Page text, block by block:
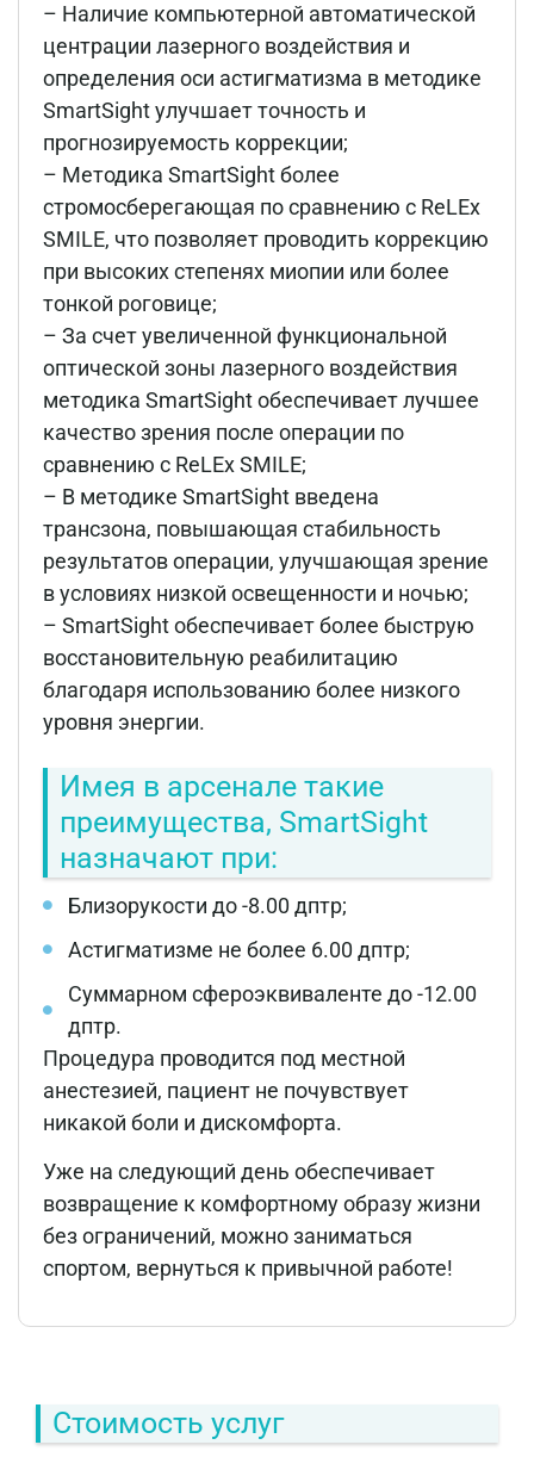
– Наличие компьютерной автоматической
центрации лазерного воздействия и
определения оси астигматизма в методике
SmartSight улучшает точность и
прогнозируемость коррекции;
– Методика SmartSight более
стромосберегающая по сравнению с ReLEx
SMILE, что позволяет проводить коррекцию
при высоких степенях миопии или более
тонкой роговице;
– За счет увеличенной функциональной
оптической зоны лазерного воздействия
методика SmartSight обеспечивает лучшее
качество зрения после операции по
сравнению с ReLEx SMILE;
– В методике SmartSight введена
трансзона, повышающая стабильность
результатов операции, улучшающая зрение
в условиях низкой освещенности и ночью;
– SmartSight обеспечивает более быструю
восстановительную реабилитацию
благодаря использованию более низкого
уровня энергии.
Имея в арсенале такие
преимущества, SmartSight
назначают при:
Близорукости до -8.00 дптр;
Астигматизме не более 6.00 дптр;
Суммарном сфероэквиваленте до -12.00
дптр.
Процедура проводится под местной
анестезией, пациент не почувствует
никакой боли и дискомфорта.
Уже на следующий день обеспечивает
возвращение к комфортному образу жизни
без ограничений, можно заниматься
спортом, вернуться к привычной работе!
Стоимость услуг